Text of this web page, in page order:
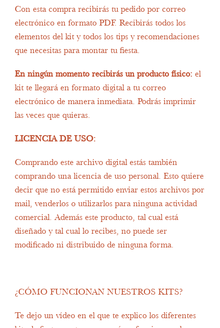
Con esta compra recibirás tu pedido por correo
electrónico en formato PDF. Recibirás todos los
elementos del kit y todos los tips y recomendaciones
que necesitas para montar tu fiesta.
En ningún momento recibirás un producto físico: el
kit te llegará en formato digital a tu correo
electrónico de manera inmediata. Podrás imprimir
las veces que quieras.
LICENCIA DE USO:
Comprando este archivo digital estás también
comprando una licencia de uso personal. Esto quiere
decir que no está permitido enviar estos archivos por
mail, venderlos o utilizarlos para ninguna actividad
comercial. Además este producto, tal cual está
diseñado y tal cual lo recibes, no puede ser
modificado ni distribuido de ninguna forma.
¿CÓMO FUNCIONAN NUESTROS KITS?
Te dejo un vídeo en el que te explico los diferentes